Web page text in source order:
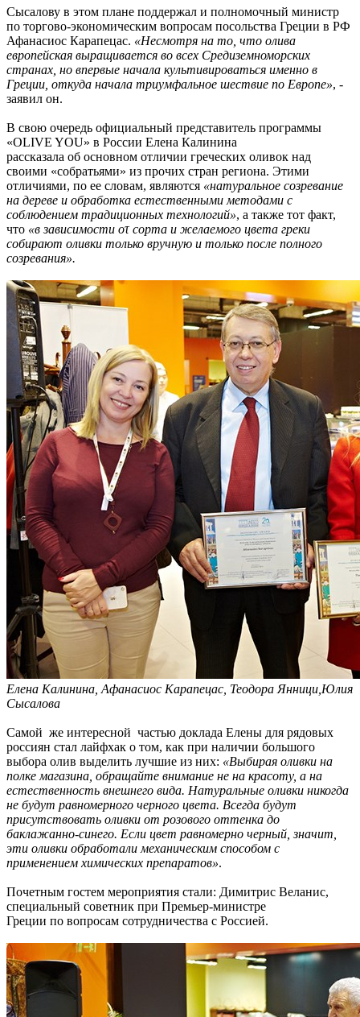
Сысалову в этом плане поддержал и полномочный министр
по торгово-экономическим вопросам посольства Греции в РФ
Афанасиос Карапецас. «Несмотря на то, что олива
европейская выращивается во всех Средиземноморских
странах, но впервые начала культивироваться именно в
Греции, откуда начала триумфальное шествие по Европе», -
заявил он.
В свою очередь официальный представитель программы
«OLIVE YOU» в России Елена Калинина
рассказала об основном отличии греческих оливок над
своими «собратьями» из прочих стран региона. Этими
отличиями, по ее словам, являются «натуральное созревание
на дереве и обработка естественными методами с
соблюдением традиционных технологий», а также тот факт,
что «в зависимости оτ сорта и желаемого цвета греки
собирают оливки только вручную и только после полного
созревания».
Елена Калинина, Афанасиос Карапецас, Теодора Янници,Юлия
Сысалова
Самой же интересной частью доклада Елены для рядовых
россиян стал лайфхак о том, как при наличии большого
выбора олив выделить лучшие из них: «Выбирая оливки на
полке магазина, обращайте внимание не на красоту, а на
естественность внешнего вида. Натуральные оливки никогда
не будут равномерного черного цвета. Всегда будут
присутствовать оливки от розового оттенка до
баклажанно-синего. Если цвет равномерно черный, значит,
эти оливки обработали механическим способом с
применением химических препаратов».
Почетным гостем мероприятия стали: Димитрис Веланис,
специальный советник при Премьер-министре
Греции по вопросам сотрудничества с Россией.